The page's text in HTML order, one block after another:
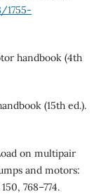
1755-
handbook (4th
(15th ed.).
on multipair
and motors:
768–774.